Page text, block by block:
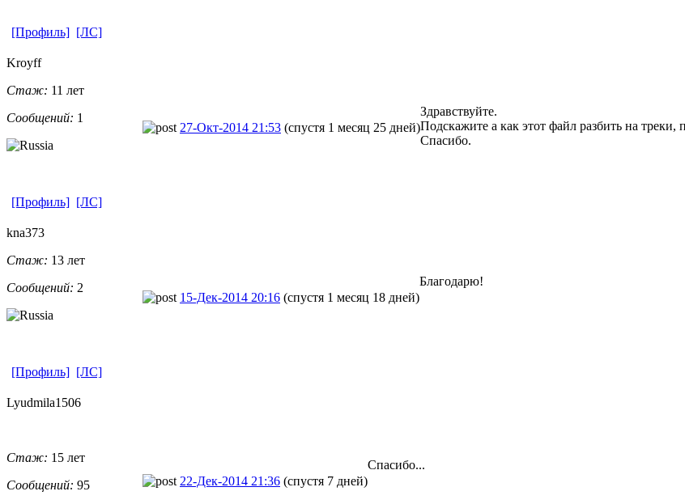
[Профиль] [ЛС]
Kroyff
Стаж: 11 лет
Сообщений: 1
27-Окт-2014 21:53 (спустя 1 месяц 25 дней)
Здравствуйте.
Подскажите а как этот файл разбить на
Спасибо.
[Профиль] [ЛС]
kna373
Стаж: 13 лет
Сообщений: 2
15-Дек-2014 20:16 (спустя 1 месяц 18 дней)
Благодарю!
[Профиль] [ЛС]
Lyudmila1506
Стаж: 15 лет
Сообщений: 95 22-Дек-2014 21:36 (спустя 7 дней)
Спасибо...